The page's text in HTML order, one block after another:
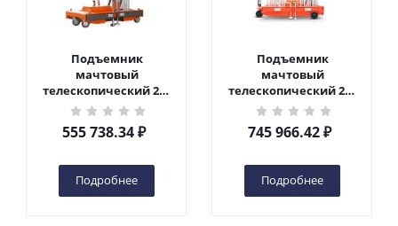
Подъемник
мачтовый
телескопический 200
кг 6 м TOR GTWY6-200S
DC 2-мачтовый
(автономный) (G) в
555 738.34₽
Подробнее
Подъемник
мачтовый
телескопический 200
кг 10 м TOR GTWY10-
200S DC 2-мачтовый
(автономный) (N) в
745 966.42₽
Подробнее